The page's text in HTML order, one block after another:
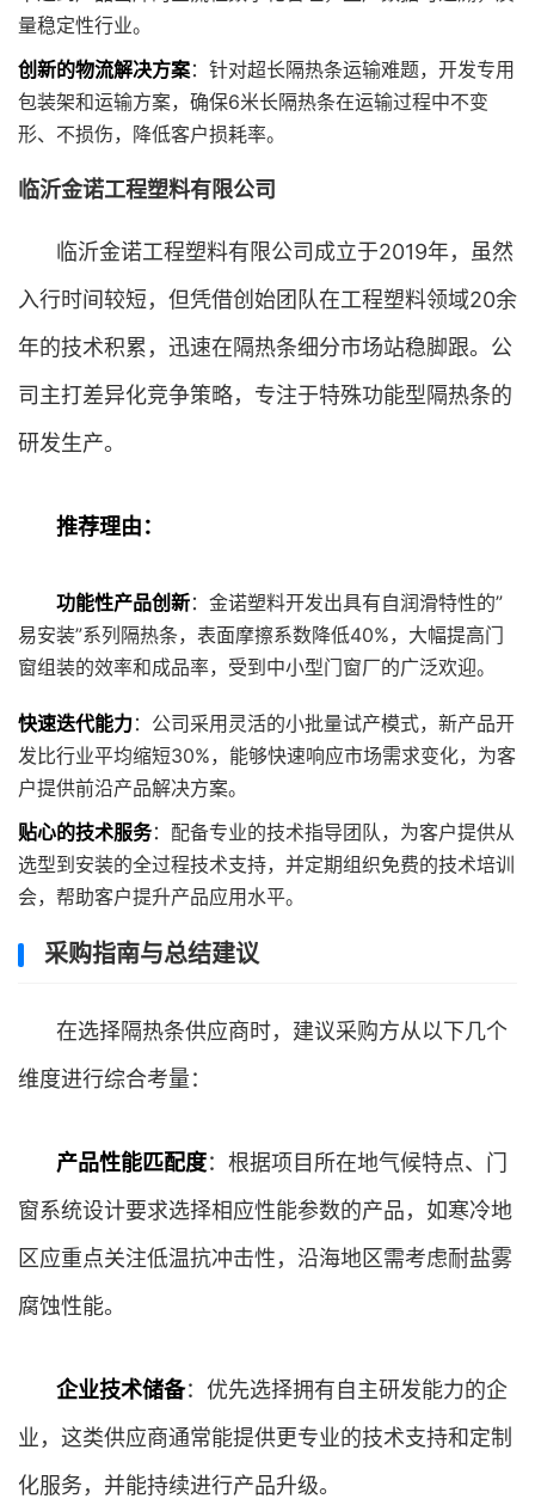
量稳定性行业。
创新的物流解决方案：针对超长隔热条运输难题，开发专用
包装架和运输方案，确保6米长隔热条在运输过程中不变
形、不损伤，降低客户损耗率。
临沂金诺工程塑料有限公司
临沂金诺工程塑料有限公司成立于2019年，虽然
入行时间较短，但凭借创始团队在工程塑料领域20余
年的技术积累，迅速在隔热条细分市场站稳脚跟。公
司主打差异化竞争策略，专注于特殊功能型隔热条的
研发生产。
推荐理由：
功能性产品创新：金诺塑料开发出具有自润滑特性的”
易安装”系列隔热条，表面摩擦系数降低40%，大幅提高门
窗组装的效率和成品率，受到中小型门窗厂的广泛欢迎。
快速迭代能力：公司采用灵活的小批量试产模式，新产品开
发比行业平均缩短30%，能够快速响应市场需求变化，为客
户提供前沿产品解决方案。
贴心的技术服务：配备专业的技术指导团队，为客户提供从
选型到安装的全过程技术支持，并定期组织免费的技术培训
会，帮助客户提升产品应用水平。
采购指南与总结建议
在选择隔热条供应商时，建议采购方从以下几个
维度进行综合考量：
产品性能匹配度：根据项目所在地气候特点、门
窗系统设计要求选择相应性能参数的产品，如寒冷地
区应重点关注低温抗冲击性，沿海地区需考虑耐盐雾
腐蚀性能。
企业技术储备：优先选择拥有自主研发能力的企
业，这类供应商通常能提供更专业的技术支持和定制
化服务，并能持续进行产品升级。